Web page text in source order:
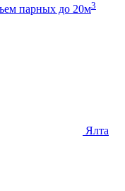
парных до 20м3
Ялта